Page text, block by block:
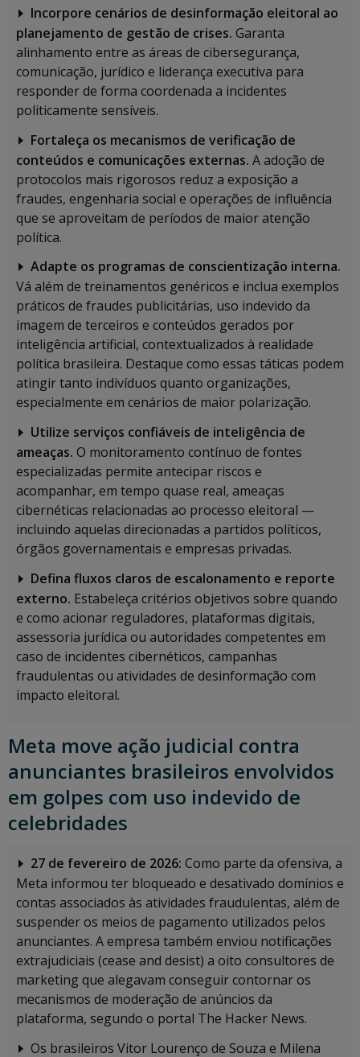
Incorpore cenários de desinformação eleitoral ao
planejamento de gestão de crises. Garanta
alinhamento entre as áreas de cibersegurança,
comunicação, jurídico e liderança executiva para
responder de forma coordenada a incidentes
politicamente sensíveis.
Fortaleça os mecanismos de verificação de
conteúdos e comunicações externas. A adoção de
protocolos mais rigorosos reduz a exposição a
fraudes, engenharia social e operações de influência
que se aproveitam de períodos de maior atenção
política.
Adapte os programas de conscientização interna.
Vá além de treinamentos genéricos e inclua exemplos
práticos de fraudes publicitárias, uso indevido da
imagem de terceiros e conteúdos gerados por
inteligência artificial, contextualizados à realidade
política brasileira. Destaque como essas táticas podem
atingir tanto indivíduos quanto organizações,
especialmente em cenários de maior polarização.
Utilize serviços confiáveis de inteligência de
ameaças. O monitoramento contínuo de fontes
especializadas permite antecipar riscos e
acompanhar, em tempo quase real, ameaças
cibernéticas relacionadas ao processo eleitoral —
incluindo aquelas direcionadas a partidos políticos,
órgãos governamentais e empresas privadas.
Defina fluxos claros de escalonamento e reporte
externo. Estabeleça critérios objetivos sobre quando
e como acionar reguladores, plataformas digitais,
assessoria jurídica ou autoridades competentes em
caso de incidentes cibernéticos, campanhas
fraudulentas ou atividades de desinformação com
impacto eleitoral.
Meta move ação judicial contra
anunciantes brasileiros envolvidos
em golpes com uso indevido de
celebridades
27 de fevereiro de 2026: Como parte da ofensiva, a
Meta informou ter bloqueado e desativado domínios e
contas associados às atividades fraudulentas, além de
suspender os meios de pagamento utilizados pelos
anunciantes. A empresa também enviou notificações
extrajudiciais (cease and desist) a oito consultores de
marketing que alegavam conseguir contornar os
mecanismos de moderação de anúncios da
plataforma, segundo o portal The Hacker News.
Os brasileiros Vitor Lourenço de Souza e Milena